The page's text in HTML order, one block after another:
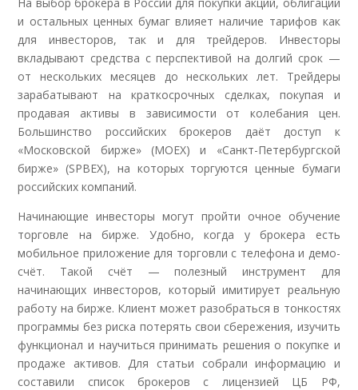
и остальных ценных бумаг влияет наличие тарифов как
для инвесторов, так и для трейдеров. Инвесторы
вкладывают средства с перспективой на долгий срок —
от нескольких месяцев до нескольких лет. Трейдеры
зарабатывают на краткосрочных сделках, покупая и
продавая активы в зависимости от колебания цен.
Большинство российских брокеров даёт доступ к
«Московской бирже» (MOEX) и «Санкт-Петербургской
бирже» (SPBEX), на которых торгуются ценные бумаги
российских компаний.
Начинающие инвесторы могут пройти очное обучение
торговле на бирже. Удобно, когда у брокера есть
мобильное приложение для торговли с телефона и демо-
счёт. Такой счёт — полезный инструмент для
начинающих инвесторов, который имитирует реальную
работу на бирже. Клиент может разобраться в тонкостях
программы без риска потерять свои сбережения, изучить
функционал и научиться принимать решения о покупке и
продаже активов. Для статьи собрали информацию и
составили список брокеров с лицензией ЦБ РФ,